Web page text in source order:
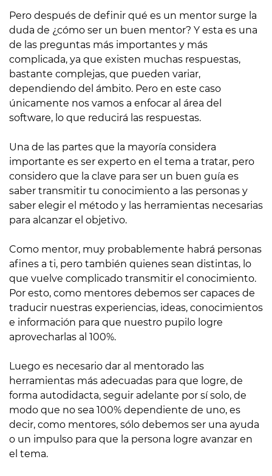
Pero después de definir qué es un mentor surge la
duda de ¿cómo ser un buen mentor? Y esta es una
de las preguntas más importantes y más
complicada, ya que existen muchas respuestas,
bastante complejas, que pueden variar,
dependiendo del ámbito. Pero en este caso
únicamente nos vamos a enfocar al área del
software, lo que reducirá las respuestas.
Una de las partes que la mayoría considera
importante es ser experto en el tema a tratar, pero
considero que la clave para ser un buen guía es
saber transmitir tu conocimiento a las personas y
saber elegir el método y las herramientas necesarias
para alcanzar el objetivo.
Como mentor, muy probablemente habrá personas
afines a ti, pero también quienes sean distintas, lo
que vuelve complicado transmitir el conocimiento.
Por esto, como mentores debemos ser capaces de
traducir nuestras experiencias, ideas, conocimientos
e información para que nuestro pupilo logre
aprovecharlas al 100%.
Luego es necesario dar al mentorado las
herramientas más adecuadas para que logre, de
forma autodidacta, seguir adelante por sí solo, de
modo que no sea 100% dependiente de uno, es
decir, como mentores, sólo debemos ser una ayuda
o un impulso para que la persona logre avanzar en
el tema.